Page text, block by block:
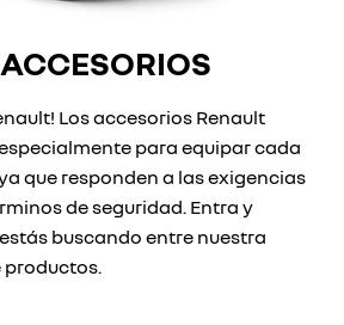
Los accesorios Renault
para equipar cada
que responden a las exigencias
de seguridad. Entra y
buscando entre nuestra
productos.